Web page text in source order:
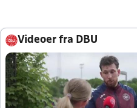
Videoer fra DBU